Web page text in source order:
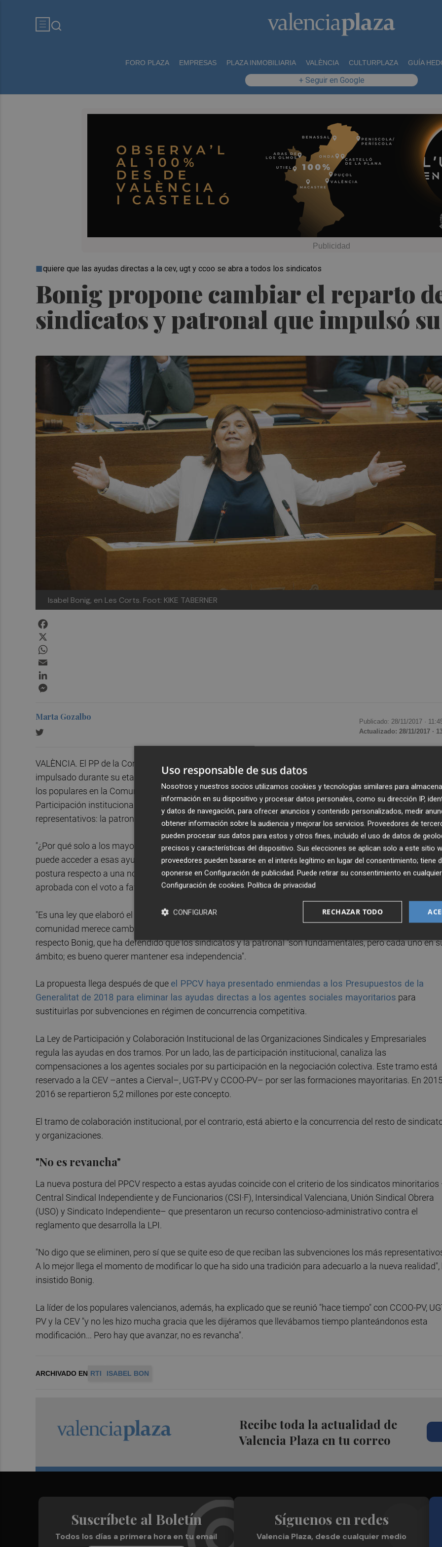
FORO PLAZA EMPRESAS PLAZA INMOBILIARIA VALÈNCIA CULTURPLAZA GUÍA
+ Seguir en Google
Bonig propone cambiar el reparto
sindicatos y patronal que impulsó
quiere que las ayudas directas a la cev, ugt y ccoo se abra a todos los sindicatos
Isabel Bonig, en Les Corts. Foot: KIKE TABERNER
Marta Gozalbo Publicado: 28/11/2017 ·
Actualizado: 28/11/2017 ·
VALÈNCIA. El PP de la Comunitat no está de acuerdo con el reparto de ayudas a patronal y sindicatos
impulsado durante su etapa en el Consell y propone cambiarlo. Así lo ha anunciado esta mañana la líder de
los populares en la Comunitat,
Isabel Bonig, que este martes ha propuesto modificar la Ley de
Participación institucional para eliminar de la misma las ayudas directas a los agentes sociales más
representativos: la patronal CEV y los sindicatos CCOO-PV y UGT-PV.
"¿Por qué solo a los mayoritarios y no a los demás? ¿Por qué Intersindical –sindicato afín a Compromís–
puede acceder a esas ayudas?" se ha preguntado la presidenta del PPCV para argumentar su cambio de
postura respecto a una norma que impulsó el propio PP durante su última etapa en el Consell y que fue
aprobada con el voto a favor de todos los partidos en Les Corts a excepción de Compromís, que se
"Es una ley que elaboró el Partido Popular, pero probablemente nos equivocamos. Este país y esta
comunidad merece cambios. Vamos a proponer una comisión de estudio para modificarla", ha avanzado al
respecto Bonig, que ha defendido que los sindicatos y la patronal "son fundamentales, pero cada uno en
ámbito; es bueno querer mantener esa independencia".
La propuesta llega después de que el PPCV haya presentado enmiendas a los Presupuestos de la
Generalitat de 2018 para eliminar las ayudas directas a los agentes sociales mayoritarios para
sustituirlas por subvenciones en régimen de concurrencia competitiva.
La Ley de Participación y Colaboración Institucional de las Organizaciones Sindicales y Empresariales
regula las ayudas en dos tramos. Por un lado, las de participación institucional, canaliza las
compensaciones a los agentes sociales por su participación en la negociación colectiva. Este tramo está
reservado a la CEV –antes a Cierval–, UGT-PV y CCOO-PV– por ser las formaciones mayoritarias. En
2016 se repartieron 5,2 millones por este concepto.
El tramo de colaboración institucional, por el contrario, está abierto e la concurrencia del resto de
y organizaciones.
"No es revancha"
La nueva postura del PPCV respecto a estas ayudas coincide con el criterio de los sindicatos minoritarios
Central Sindical Independiente y de Funcionarios (CSI·F), Intersindical Valenciana, Unión Sindical Obrera
(USO) y Sindicato Independiente– que presentaron un recurso contencioso-administrativo contra el
reglamento que desarrolla la LPI.
"No digo que se eliminen, pero sí que se quite eso de que reciban las subvenciones los más
A lo mejor llega el momento de modificar lo que ha sido una tradición para adecuarlo a la nueva realidad",
insistido Bonig.
La líder de los populares valencianos, además, ha explicado que se reunió "hace tiempo" con CCOO-PV,
PV y la CEV "y no les hizo mucha gracia que les dijéramos que llevábamos tiempo planteándonos esta
modificación... Pero hay que avanzar, no es revancha".
ARCHIVADO EN RTI ISABEL BON
Recibe toda la actualidad de
Valencia Plaza en tu correo
Suscríbete al Boletín
Todos los días a primera hora en tu email
Síguenos en redes
Valencia Plaza, desde cualquier medio
Uso responsable de sus datos
Nosotros y nuestros socios utilizamos cookies y tecnologías similares para
información en su dispositivo y procesar datos personales, como su dirección IP,
y datos de navegación, para ofrecer anuncios y contenido personalizados, medir
obtener información sobre la audiencia y mejorar los servicios. Proveedores de
pueden procesar sus datos para estos y otros fines, incluido el uso de datos de
precisos y características del dispositivo. Sus elecciones se aplican solo a este sitio
proveedores pueden basarse en el interés legítimo en lugar del consentimiento; tiene
oponerse en Configuración de publicidad. Puede retirar su consentimiento en
Configuración de cookies. Política de privacidad
RECHAZAR TODO
CONFIGURAR